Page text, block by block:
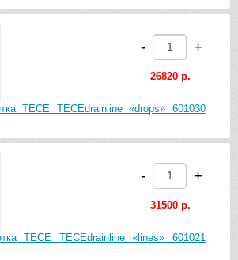
TECE TECEdrainline «drops» 601030
- +
26820 р.
TECE TECEdrainline «lines» 601021
- +
31500 р.